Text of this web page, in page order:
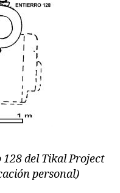
del Tikal Project
personal)